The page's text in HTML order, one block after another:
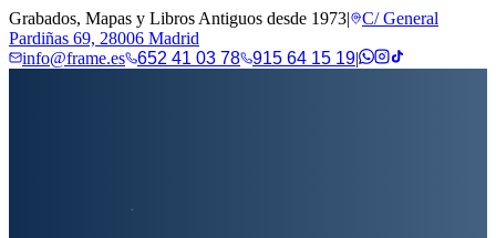
Grabados, Mapas y Libros Antiguos desde 1973|
C/ General
Pardiñas 69, 28006 Madrid
info@frame.es
652 41 03 78 915 64 15 19|